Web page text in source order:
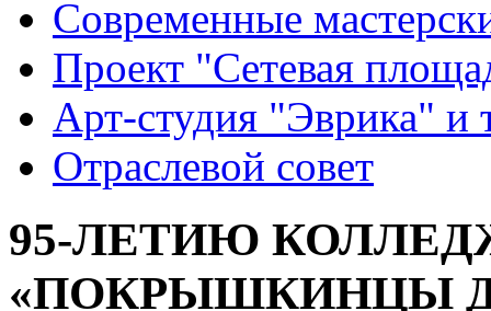
Современные
Проект "Сетевая
Арт-студия "Эврика" и
Отраслевой совет
95-ЛЕТИЮ
«ПОКРЫШКИНЦЫ